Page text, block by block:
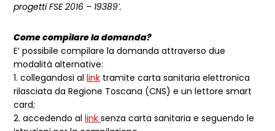
progetti FSE 2016 – 19389′.
Come compilare la domanda?
E’ possibile compilare la domanda attraverso due
modalità alternative:
1. collegandosi allink tramite carta sanitaria elettronica
rilasciata da Regione Toscana (CNS) e un lettore smart
card;
2. accedendo allinksenza carta sanitaria e seguendo le